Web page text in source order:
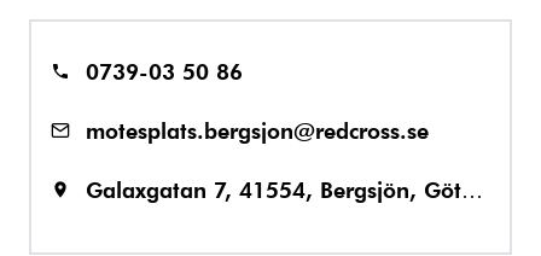
0739-03 50 86
motesplats.bergsjon@redcross.se
Galaxgatan 7, 41554, Bergsjön, Göteborg